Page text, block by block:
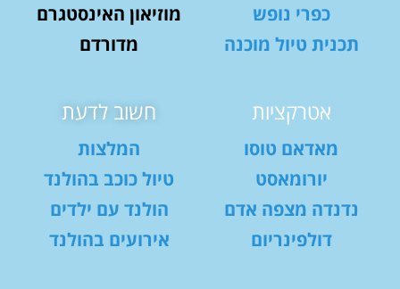
כפרי נופש
תכנית טיול מוכנה
מוזיאון האינסטגרם
מדורדם
אטרקציות
מאדאם טוסו
יורומאסט
נדנדה מצפה אדם
דולפינריום
חשוב לדעת
המלצות
טיול כוכב בהולנד
הולנד עם ילדים
אירועים בהולנד